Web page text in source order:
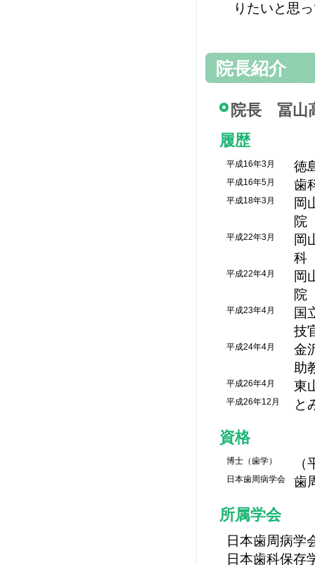
りたいと思
院長紹介
院長 冨山
履歴
平成16年3月 徳
平成16年5月 歯
平成18年3月
岡
院
平成22年3月
岡
科
平成22年4月
岡
院
平成23年4月
国
技
平成24年4月
金
助
平成26年4月 東
平成26年12月 と
資格
博士（歯学）
日本歯周病学会 歯
所属学会
日本歯周病学
日本歯科保存